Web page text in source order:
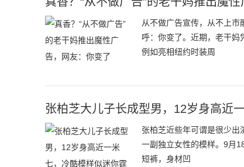
从不做广告宣传，从不上
呼：你变了。近期，老干妈
例如亮相纽约时装周
张柏芝大儿子长成型男，12岁身高近
张柏芝近些年可谓是很少
一副独立女性的模样。9月
短裤，身材凹